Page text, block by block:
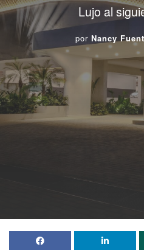
Lujo al
por Nancy